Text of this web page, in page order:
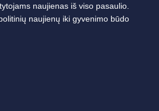
naujienas iš viso pasaulio.
naujienų iki gyvenimo būdo